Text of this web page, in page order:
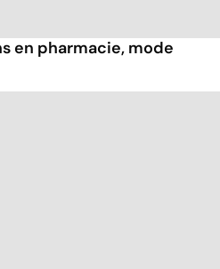
en pharmacie, mode